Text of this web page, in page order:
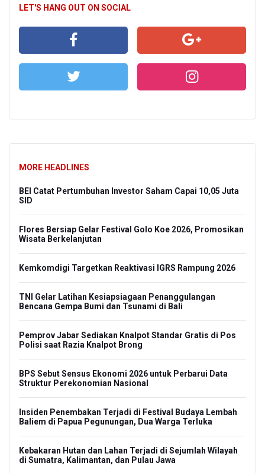
LET'S HANG OUT ON SOCIAL
MORE HEADLINES
BEI Catat Pertumbuhan Investor Saham Capai 10,05 Juta
SID
Flores Bersiap Gelar Festival Golo Koe 2026, Promosikan
Wisata Berkelanjutan
Kemkomdigi Targetkan Reaktivasi IGRS Rampung 2026
TNI Gelar Latihan Kesiapsiagaan Penanggulangan
Bencana Gempa Bumi dan Tsunami di Bali
Pemprov Jabar Sediakan Knalpot Standar Gratis di Pos
Polisi saat Razia Knalpot Brong
BPS Sebut Sensus Ekonomi 2026 untuk Perbarui Data
Struktur Perekonomian Nasional
Insiden Penembakan Terjadi di Festival Budaya Lembah
Baliem di Papua Pegunungan, Dua Warga Terluka
Kebakaran Hutan dan Lahan Terjadi di Sejumlah Wilayah
di Sumatra, Kalimantan, dan Pulau Jawa